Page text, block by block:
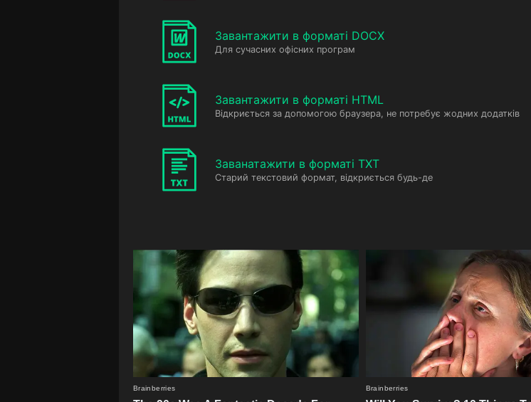
Завантажити в форматі DOCX
Для сучасних офісних програм
Завантажити в форматі HTML
Відкриється за допомогою браузера, не потребує жодних додатків
Заванатажити в форматі TXT
Старий текстовий формат, відкриється будь-де